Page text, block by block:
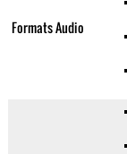
Formats Audio